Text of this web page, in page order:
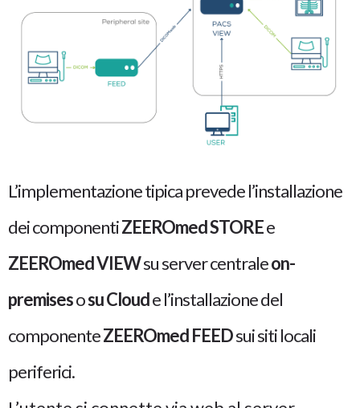
L’implementazione tipica prevede l’installazione
dei componentiZEEROmedSTOREe
ZEEROmedVIEWsu server centraleon-
premisesosu Cloude l’installazione del
componenteZEEROmed FEEDsui siti locali
periferici.